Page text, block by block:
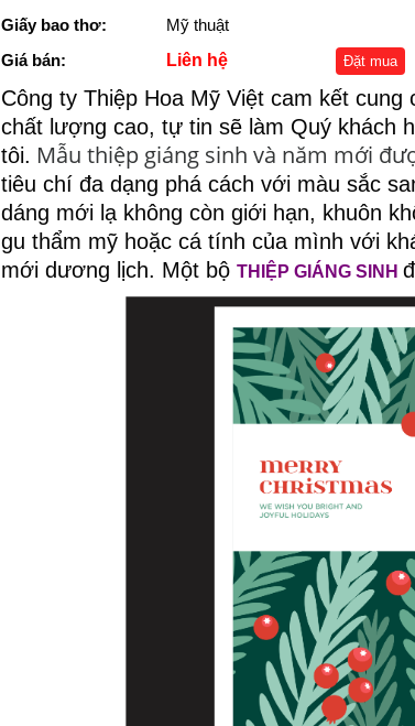
Giấy bao thơ:
Mỹ thuật
Giá bán:
Liên hệ Đặt mua
Công ty Thiệp Hoa Mỹ Việt cam kết cung
chất lượng cao, tự tin sẽ làm Quý khách
tôi. Mẫu thiệp giáng sinh và năm mới
tiêu chí đa dạng phá cách với màu sắc
dáng mới lạ không còn giới hạn, khuôn
gu thẩm mỹ hoặc cá tính của mình với
mới dương lịch. Một bộTHIỆP GIÁNG SINH